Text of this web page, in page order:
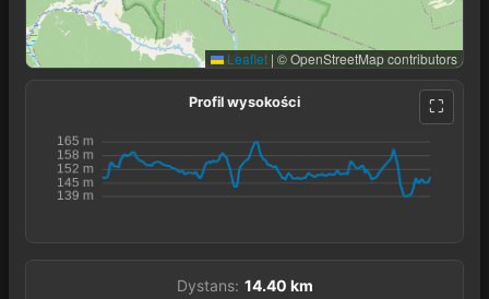
Leaflet | © OpenStreetMap contributors
Profil wysokości
Dystans: 14.40 km